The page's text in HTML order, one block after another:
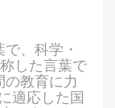
、科学・
した言葉で
の教育に力
適応した国